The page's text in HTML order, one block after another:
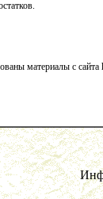
материалы с